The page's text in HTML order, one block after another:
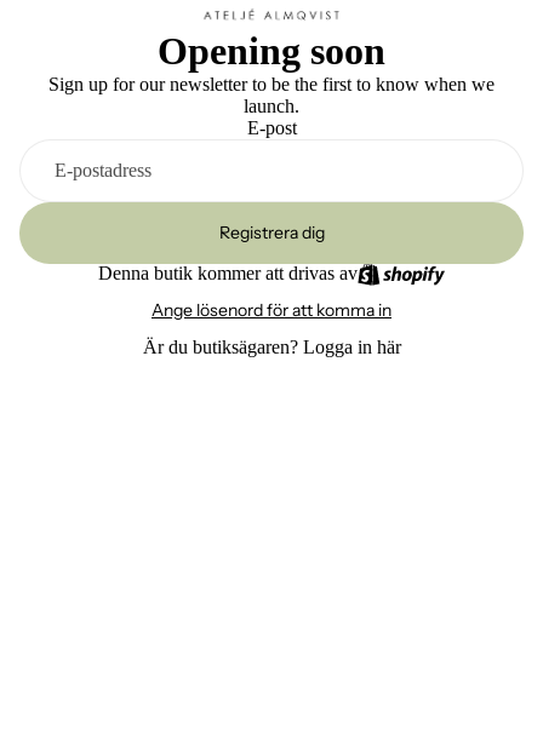
Opening soon
Sign up for our newsletter to be the first to know when we
launch.
E-post
Registrera dig
Denna butik kommer att drivas av
Ange lösenord för att komma in
Är du butiksägaren? Logga in här